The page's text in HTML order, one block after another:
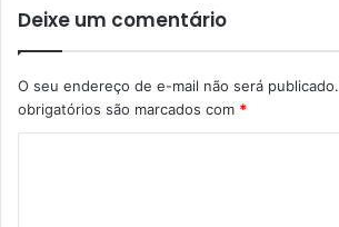
Deixe um comentário
O seu endereço de e-mail não será publicado.
obrigatórios são marcados com *